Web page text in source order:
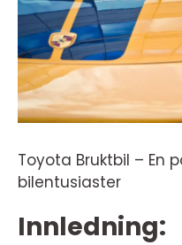
Toyota Bruktbil – En
bilentusiaster
Innledning: